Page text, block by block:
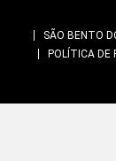
SÃO BENTO
POLÍTICA DE